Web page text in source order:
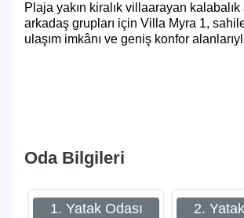
Plaja yakın kiralık villaarayan
arkadaş grupları için Villa Myra 1,
ulaşım imkânı ve geniş konfor
Oda Bilgileri
1. Yatak Odası 2.